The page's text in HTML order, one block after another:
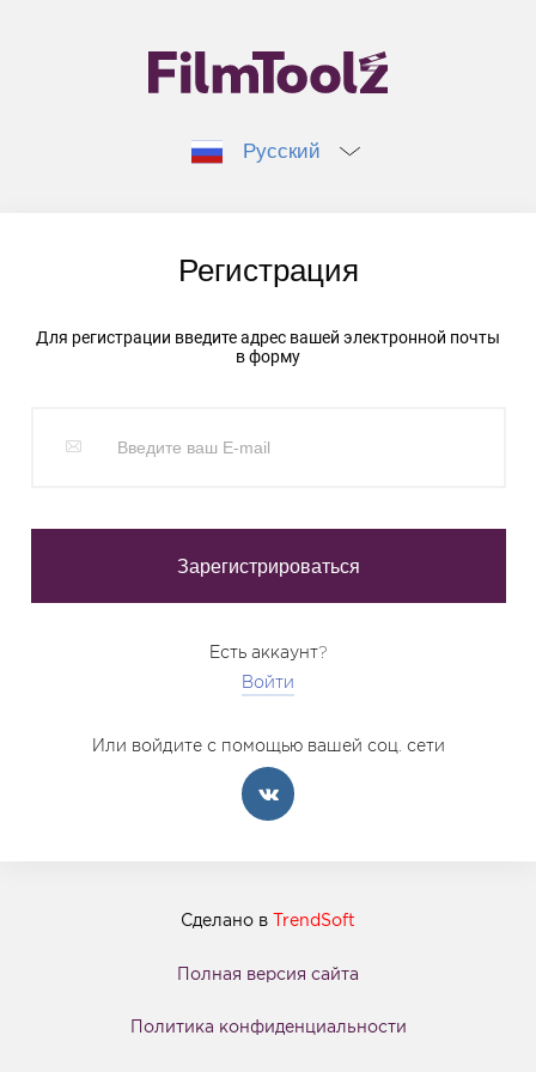
Русский
Регистрация
Для регистрации введите адрес вашей электронной почты
в форму
Есть аккаунт?
Войти
Или войдите с помощью вашей соц. сети
Сделано в TrendSoft
Полная версия сайта
Политика конфиденциальности